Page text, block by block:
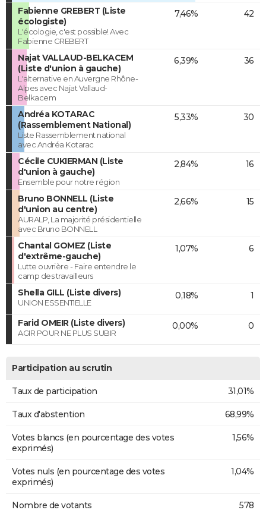
Fabienne GREBERT (Liste
écologiste)
L'écologie, c'est possible! Avec
Fabienne GREBERT
7,46% 42
Najat VALLAUD-BELKACEM
(Liste d'union à gauche)
L'alternative en Auvergne Rhône-
Alpes avec Najat Vallaud-
Belkacem
6,39% 36
Andréa KOTARAC
(Rassemblement National)
Liste Rassemblement national
avec Andréa Kotarac
5,33% 30
Cécile CUKIERMAN (Liste
d'union à gauche)
Ensemble pour notre région
2,84% 16
Bruno BONNELL (Liste
d'union au centre)
AURALP, La majorité présidentielle
avec Bruno BONNELL
2,66% 15
Chantal GOMEZ (Liste
d'extrême-gauche)
Lutte ouvrière - Faire entendre le
camp des travailleurs
1,07% 6
Shella GILL (Liste divers)
UNION ESSENTIELLE
0,18% 1
Farid OMEIR (Liste divers)
AGIR POUR NE PLUS SUBIR
0,00% 0
Participation au scrutin
Taux de participation 31,01%
Taux d'abstention 68,99%
Votes blancs (en pourcentage des votes
exprimés)
1,56%
Votes nuls (en pourcentage des votes
exprimés)
1,04%
Nombre de votants 578